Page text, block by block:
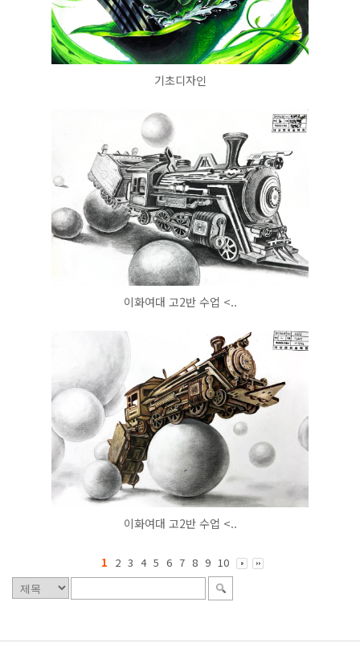
기초디자인
이화여대 고2반 수업 <..
이화여대 고2반 수업 <..
1 2 3 4 5 6 7 8 9 10